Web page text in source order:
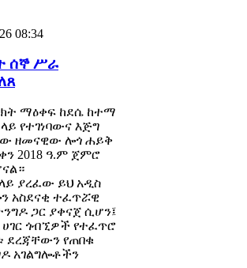
08:34
ሰኞ ሥራ
ማዕቀፍ ከደሴ ከተማ
የተገነባውና እጅግ
ዘመናዊው ሎጎ ሐይቅ
2018 ዓ.ም ጀምሮ
ያረፈው ይህ አዲስ
አስደናቂ ተፈጥሯዊ
ጋር ያቀናጀ ሲሆን፤
ጎብኚዎች የተፈጥሮ
ደረጃቸውን የጠበቁ
አገልግሎቶችን